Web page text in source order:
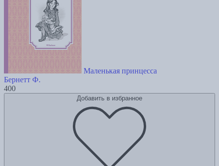
Маленькая принцесса
Бернетт Ф.
400
Добавить в избранное